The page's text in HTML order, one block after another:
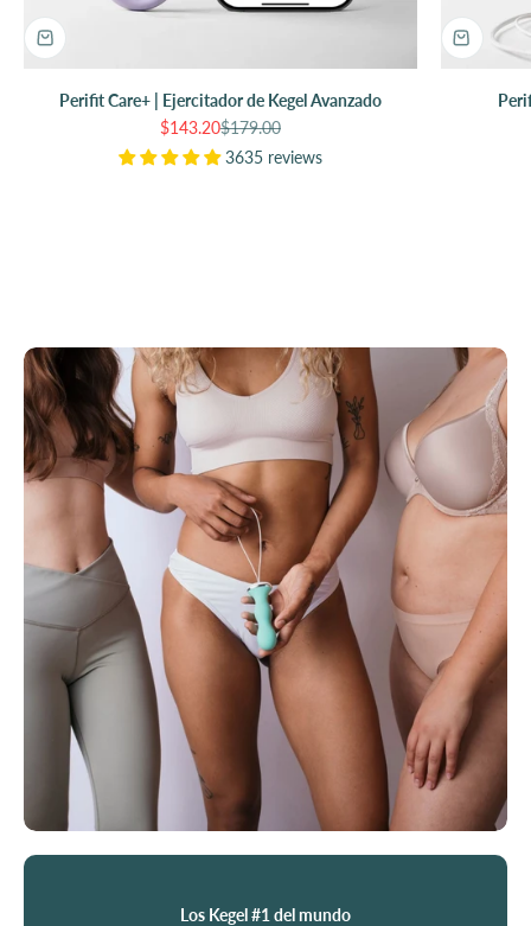
Perifit Care+ | Ejercitador de Kegel Avanzado
Precio de oferta
$143.20Precio normal
$179.00
3635 reviews
Los Kegel #1 del mundo